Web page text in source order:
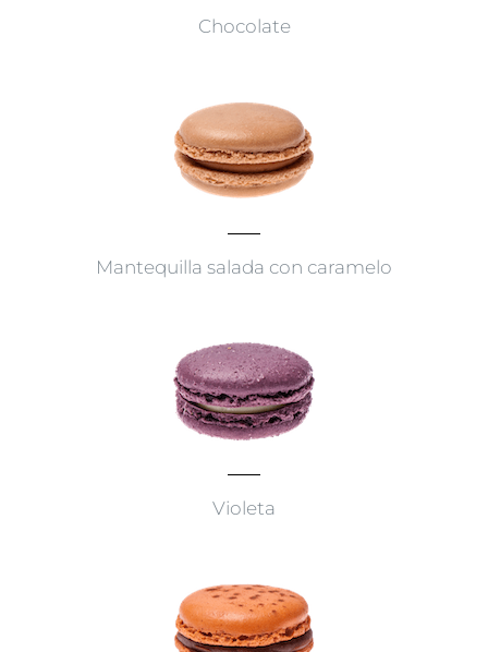
Chocolate
Mantequilla salada con caramelo
Violeta